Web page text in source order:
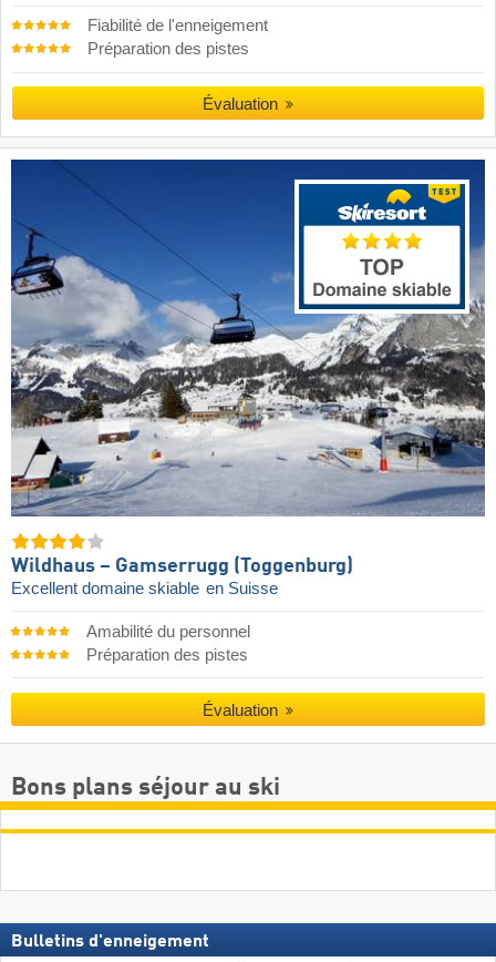
Fiabilité de l'enneigement
Préparation des pistes
Évaluation
Wildhaus – Gamserrugg (Toggenburg)
Excellent domaine skiable en Suisse
Amabilité du personnel
Préparation des pistes
Évaluation
Bons plans séjour au ski
Bulletins d'enneigement